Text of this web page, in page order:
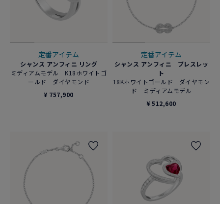
定番アイテム
シャンス アンフィニ リング
ミディアムモデル K18ホワイトゴ
ールド ダイヤモンド
¥ 757,900
定番アイテム
シャンス アンフィニ ブレスレッ
ト
18Kホワイトゴールド ダイヤモン
ド ミディアムモデル
¥ 512,600